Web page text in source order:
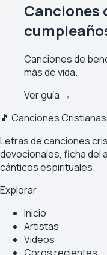
Canciones
Canciones de
más de vida.
Ver guía →
🎵 Canciones Cristianas
Letras de canciones
devocionales, ficha del
cánticos espirituales.
Explorar
Inicio
Artistas
Videos